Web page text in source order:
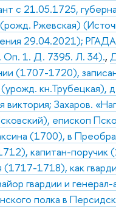
с 21.05.1725,
Ржевская)
29.04.2021);
1. Д. 7395. Л. 34).,
(1707-1720),
кн.Трубецкая),
виктория; Захаров.
епископ
(1700), в
капитан-поручик
1718), как
гвардии и
полка в